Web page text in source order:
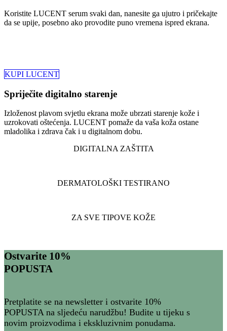
Koristite LUCENT serum svaki dan, nanesite ga ujutro i pričekajte
da se upije, posebno ako provodite puno vremena ispred ekrana.
KUPI LUCENT
Spriječite digitalno starenje
Izloženost plavom svjetlu ekrana može ubrzati starenje kože i
uzrokovati oštećenja. LUCENT pomaže da vaša koža ostane
mladolika i zdrava čak i u digitalnom dobu.
DIGITALNA ZAŠTITA
DERMATOLOŠKI TESTIRANO
ZA SVE TIPOVE KOŽE
Ostvarite 10%
POPUSTA
Pretplatite se na newsletter i ostvarite 10%
POPUSTA na sljedeću narudžbu! Budite u tijeku s
novim proizvodima i ekskluzivnim ponudama.